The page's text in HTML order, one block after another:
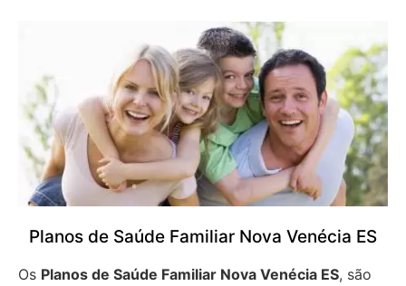
Planos de Saúde Familiar Nova Venécia ES
Os Planos de Saúde Familiar Nova Venécia ES, são